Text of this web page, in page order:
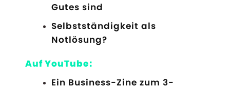
Gutes sind
Selbstständigkeit als
Notlösung?
Auf YouTube:
Ein Business-Zine zum 3-